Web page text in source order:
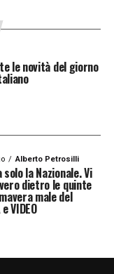
una
in un
e
con
trattenere un
una cessione
le novità del giorno
Alberto Petrosilli
la Nazionale. Vi
dietro le quinte
male del
VIDEO